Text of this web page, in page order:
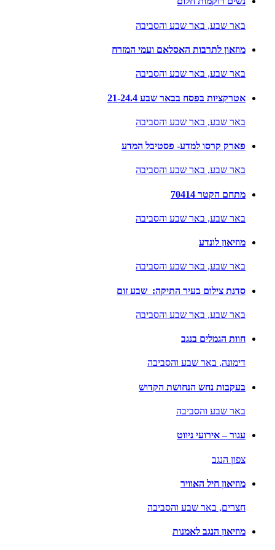
באר שבע, באר שבע והסביבה
מוזאון לתרבות האסלאם ועמי המזרח
באר שבע, באר שבע והסביבה
אטרקציות בפסח בבאר שבע 21-24.4
באר שבע, באר שבע והסביבה
פארק קרסו למדע- פסטיבל המדע
באר שבע, באר שבע והסביבה
מתחם הקטר 70414
באר שבע, באר שבע והסביבה
מוזיאון לונדע
באר שבע, באר שבע והסביבה
סדנת צילום בעיר התיקה: שבע זום
באר שבע, באר שבע והסביבה
חוות הגמלים בנגב
דימונה, באר שבע והסביבה
בעקבות נחש הנחושת הקדוש
באר שבע והסביבה
עגור – אירועי ניווט
צפון הנגב
מוזיאון חיל האוויר
חצרים, באר שבע והסביבה
מוזיאון הנגב לאמנות